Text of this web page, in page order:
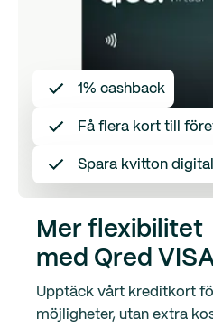
1% cashback
Få flera kort till
Spara kvitton
Mer flexibilitet
med Qred
Upptäck vårt kreditkort
möjligheter, utan extra